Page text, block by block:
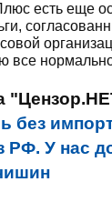
есть еще
все
без
РФ. У нас